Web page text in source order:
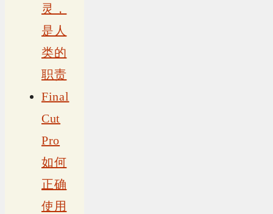
灵，
是人
类的
职责
Final
Cut
Pro
如何
正确
使用